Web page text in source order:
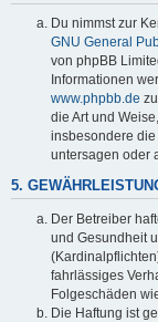
Du nimmst zur
GNU General
von phpBB
Informationen
www.phpbb.de
die Art und
insbesondere die
untersagen oder
5.
Der Betreiber
und Gesundheit
fahrlässiges
Folgeschäden
Die Haftung ist